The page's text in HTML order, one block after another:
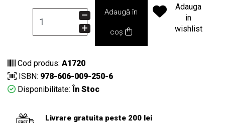
Adaugă în
coș
Adauga
in
wishlist
Cod produs: A1720
ISBN: 978-606-009-250-6
Disponibilitate: În Stoc
Livrare gratuita peste 200 lei